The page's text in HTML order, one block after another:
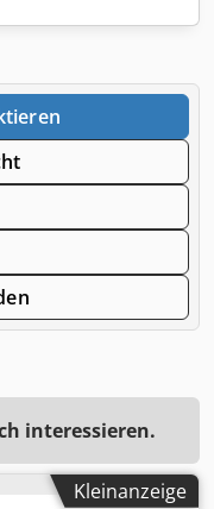
interessieren.
Kleinanzeige